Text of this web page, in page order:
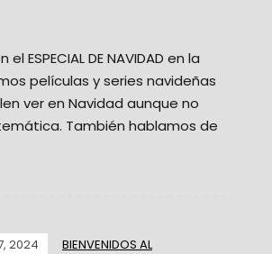
ESPECIAL DE NAVIDAD en la
películas y series navideñas
ver en Navidad aunque no
También hablamos de
2024
BIENVENIDOS AL